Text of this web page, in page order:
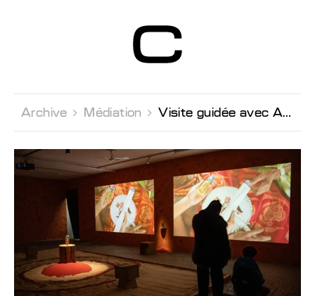
Contemporain
Genève
Archive  Médiation  Visite guidée avec Andrea Bellini, directeur du Centre et co-curateur de la BIM'24 (en italien)